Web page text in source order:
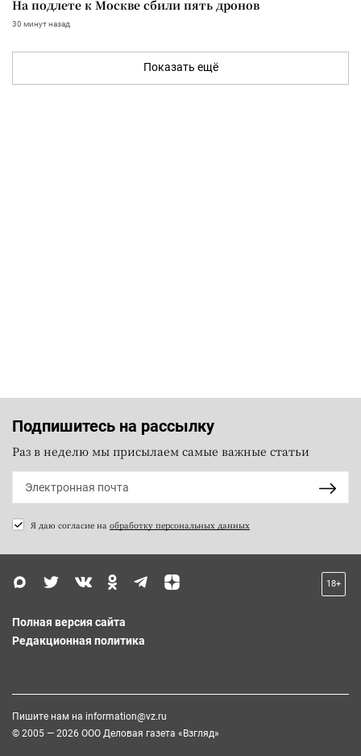
На подлете к Москве сбили пять дронов
30 минут назад
Показать ещё
Подпишитесь на рассылку
Раз в неделю мы присылаем самые важные статьи
Я даю согласие на обработку персональных данных
18+
Полная версия сайта
Редакционная политика
Пишите нам на information@vz.ru
© 2005 — 2026 ООО Деловая газета «Взгляд»